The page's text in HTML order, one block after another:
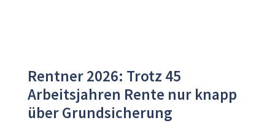
Rentner 2026: Trotz 45
Arbeitsjahren Rente nur knapp
über Grundsicherung